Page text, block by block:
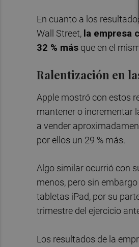
En cuanto a los
Wall Street, la empresa
32 % más que en el
Ralentización en
Apple mostró con estos
mantener o incrementar
a vender
por ellos un 29 % más.
Algo similar ocurrió con
menos, pero sin
tabletas iPad, por su
trimestre del ejercicio
Los resultados de la